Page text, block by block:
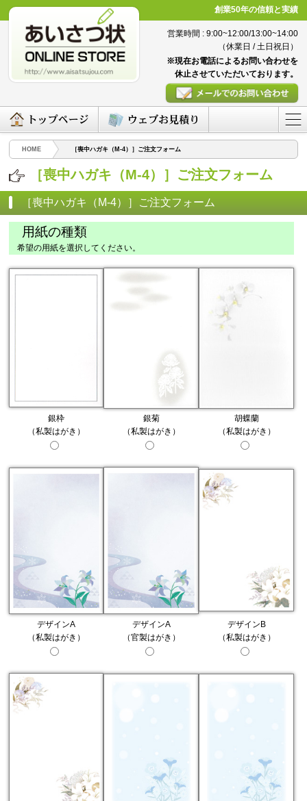
創業50年の信頼と実績
営業時間 : 9:00~12:00/13:00~14:00
（休業日 / 土日祝日）
※現在お電話によるお問い合わせを
休止させていただいております。
HOME ［喪中ハガキ（M-4）］ご注文フォーム
［喪中ハガキ（M-4）］ご注文フォーム
［喪中ハガキ（M-4）］ご注文フォーム
用紙の種類
希望の用紙を選択してください。
銀枠
（私製はがき）
銀菊
（私製はがき）
胡蝶蘭
（私製はがき）
デザインA
（私製はがき）
デザインA
（官製はがき）
デザインB
（私製はがき）